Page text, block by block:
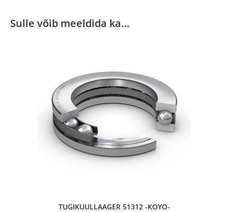
Sulle võib meeldida ka…
TUGIKUULLAAGER 51312 -KOYO-